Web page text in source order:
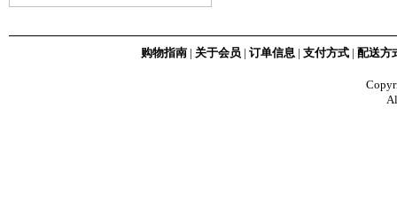
购物指南 | 关于会员 | 订单信息 | 支付方式 | 配送方